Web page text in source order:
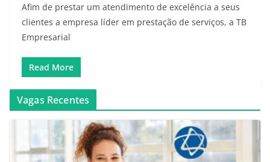
Afim de prestar um atendimento de excelência a seus
clientes a empresa líder em prestação de serviços, a TB
Empresarial
Read More
Vagas Recentes